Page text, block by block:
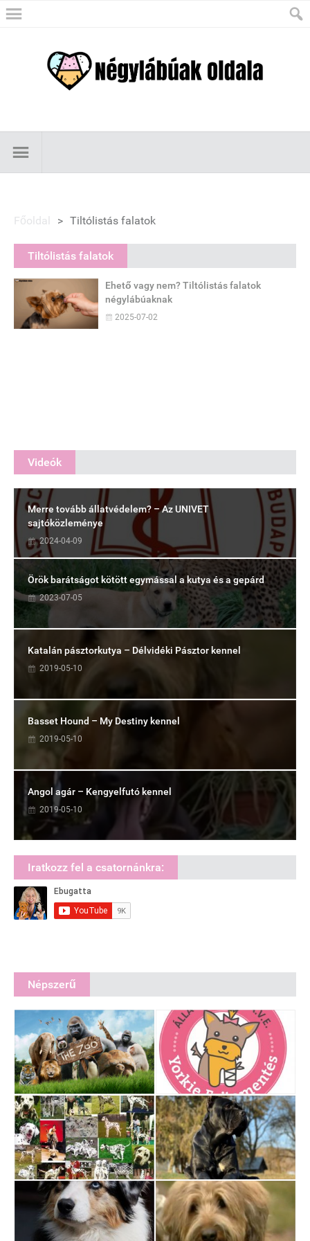
Főoldal > Tiltólistás falatok
Tiltólistás falatok
Ehető vagy nem? Tiltólistás falatok
négylábúaknak
2025-07-02
Videók
Merre tovább állatvédelem? – Az UNIVET
sajtóközleménye
2024-04-09
Örök barátságot kötött egymással a kutya és a gepárd
2023-07-05
Katalán pásztorkutya – Délvidéki Pásztor kennel
2019-05-10
Basset Hound – My Destiny kennel
2019-05-10
Angol agár – Kengyelfutó kennel
2019-05-10
Iratkozz fel a csatornánkra:
Népszerű